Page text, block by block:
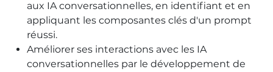
aux IA conversationnelles, en identifiant et en
appliquant les composantes clés d'un prompt
réussi.
​Améliorer ses interactions avec les IA
conversationnelles par le développement de